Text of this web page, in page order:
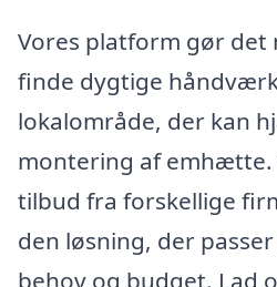
Vores platform gør det
finde dygtige
lokalområde, der kan
montering af emhætte.
tilbud fra forskellige
den løsning, der